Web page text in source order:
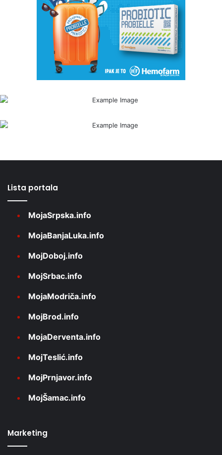
Lista portala
MojaSrpska.info
MojaBanjaLuka.info
MojDoboj.info
MojSrbac.info
MojaModriča.info
MojBrod.info
MojaDerventa.info
MojTeslić.info
MojPrnjavor.info
MojŠamac.info
Marketing